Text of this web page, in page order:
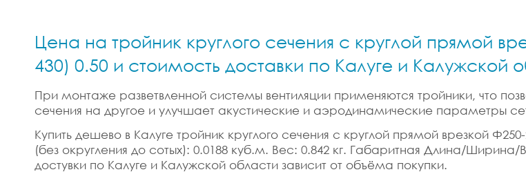
Цена на тройник круглого сечения с круглой прямой
430) 0.50 и стоимость доставки по Калуге и Калужской
При монтаже разветвленной системы вентиляции применяются тройники, что
сечения на другое и улучшает акустические и аэродинамические параметры
Купить дешево в Калуге тройник круглого сечения с круглой прямой врезкой
(без округления до сотых): 0.0188 куб.м. Вес: 0.842 кг. Габаритная Длина/
достувки по Калуге и Калужской области зависит от объёма покупки.